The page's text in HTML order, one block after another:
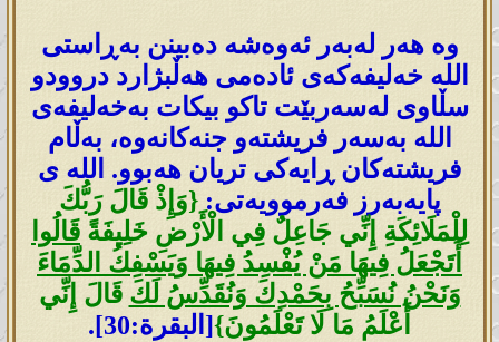
وە ھەر لەبەر ئەوەشە دەبینن بەڕاستی
اللە خەلیفەکەی ئادەمی ھەڵبژارد دروودو
سڵاوی لەسەربێت تاکو بیکات بەخەلیفەی
اللە بەسەر فریشتەو جنەکانەوە، بەڵام
فریشتەکان ڕایەکی تریان ھەبوو. اللە ی
پایەبەرز فەرموویەتی:{وَإِذْ قَالَ رَبُّكَ
لِلْمَلَائِكَةِ إِنِّي جَاعِلٌ فِي الْأَرْضِ خَلِيفَةً قَالُوا
أَتَجْعَلُ فِيهَا مَنْ يُفْسِدُ فِيهَا وَيَسْفِكُ الدِّمَاءَ
وَنَحْنُ نُسَبِّحُ بِحَمْدِكَ وَنُقَدِّسُ لَكَ قَالَ إِنِّي
أَعْلَمُ مَا لَا تَعْلَمُونَ}[البقرة:30].